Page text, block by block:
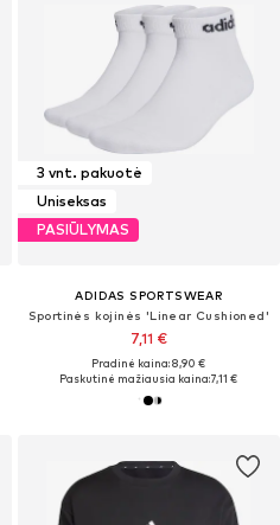
3 vnt. pakuotė
Uniseksas
PASIŪLYMAS
ADIDAS SPORTSWEAR
Sportinės kojinės 'Linear Cushioned'
7,11 €
Pradinė kaina: 8,90 €
Paskutinė mažiausia kaina:7,11 €